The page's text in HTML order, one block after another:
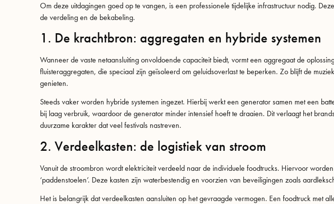
Om deze uitdagingen goed op te vangen, is een professionele tijdelijke infrastructuur nodig.
de verdeling en de bekabeling.
1. De krachtbron: aggregaten en hybride systemen
Wanneer de vaste netaansluiting onvoldoende capaciteit biedt, vormt een aggregaat de
fluisteraggregaten, die speciaal zijn geïsoleerd om geluidsoverlast te beperken. Zo blijft de
genieten.
Steeds vaker worden hybride systemen ingezet. Hierbij werkt een generator samen met een
bij laag verbruik, waardoor de generator minder intensief hoeft te draaien. Dit verlaagt het
duurzame karakter dat veel festivals nastreven.
2. Verdeelkasten: de logistiek van stroom
Vanuit de stroombron wordt elektriciteit verdeeld naar de individuele foodtrucks. Hiervoor
‘paddenstoelen’. Deze kasten zijn waterbestendig en voorzien van beveiligingen zoals
Het is belangrijk dat verdeelkasten aansluiten op het gevraagde vermogen. Een foodtruck met